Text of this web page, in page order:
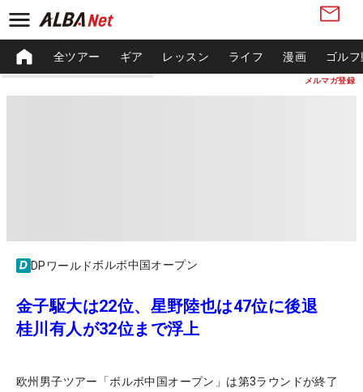
メルマガ登録
全ツアー ギア レッスン ライフ 漫画 ゴル
DPワールドボルボ中国オープン
金子駆大は22位、星野陸也は47位に後退
桂川有人が32位まで浮上
欧州男子ツアー「ボルボ中国オープン」は第3ラウンドが終了